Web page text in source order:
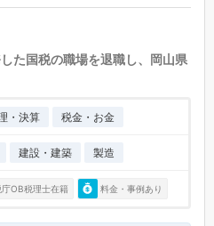
た国税の職場を退職し、岡山県
・決算 税金・お金
建設・建築 製造
庁OB税理士在籍 料金・事例あり